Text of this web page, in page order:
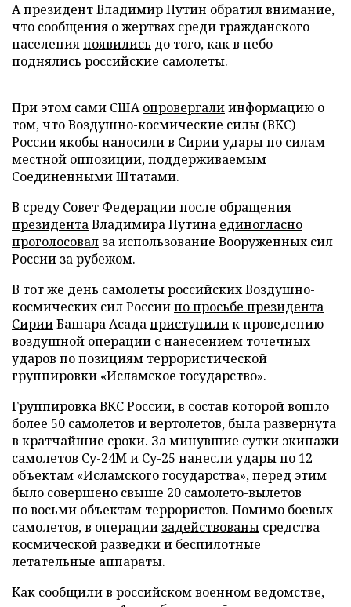
А президент Владимир Путин обратил внимание,
что сообщения о жертвах среди гражданского
населенияпоявились до того, как в небо
поднялись российские самолеты.
При этом сами СШАопровергалиинформацию о
том, что Воздушно-космические силы (ВКС)
России якобы наносили в Сирии удары по силам
местной оппозиции, поддерживаемым
Соединенными Штатами.
В среду Совет Федерации после обращения
президентаВладимира Путина единогласно
проголосовал за использование Вооруженных сил
России за рубежом.
В тот же день самолеты российских Воздушно-
космических сил Россиипо просьбе президента
СирииБашара Асадаприступилик проведению
воздушной операции с нанесением точечных
ударов по позициям террористической
группировки «Исламское государство».
Группировка ВКС России, в состав которой вошло
более 50 самолетов и вертолетов, была развернута
в кратчайшие сроки. За минувшие сутки экипажи
самолетов Су-24М и Су-25 нанесли удары по 12
объектам «Исламского государства», перед этим
было совершено свыше 20 самолето-вылетов
по восьми объектам террористов. Помимо боевых
самолетов, в операции задействованы средства
космической разведки и беспилотные
летательные аппараты.
Как сообщили в российском военном ведомстве,